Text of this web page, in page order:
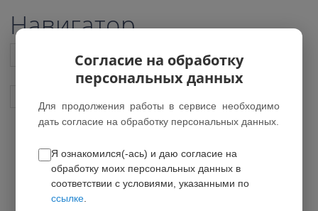
Навигатор
Список всех программ
Английский язык (Teen)
Гудвин
*Нет действующих групп
Согласие на обработку
персональных данных
Для продолжения работы в сервисе необходимо
дать согласие на обработку персональных данных.
Я ознакомился(-ась) и даю согласие на
обработку моих персональных данных в
соответствии с условиями, указанными по
ссылке